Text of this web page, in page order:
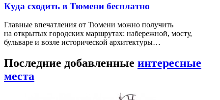
Куда сходить в Тюмени бесплатно
Главные впечатления от Тюмени можно получить
на открытых городских маршрутах: набережной, мосту,
бульваре и возле исторической архитектуры…
Последние добавленные интересные
места